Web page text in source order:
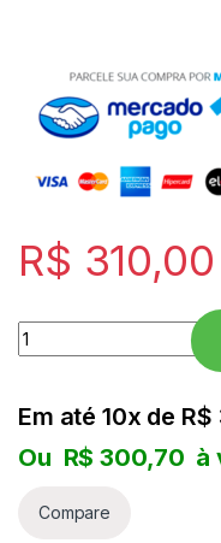
R$ 310,00
Quantity
Em até 10x de R$
Ou R$ 300,70 à
Compare